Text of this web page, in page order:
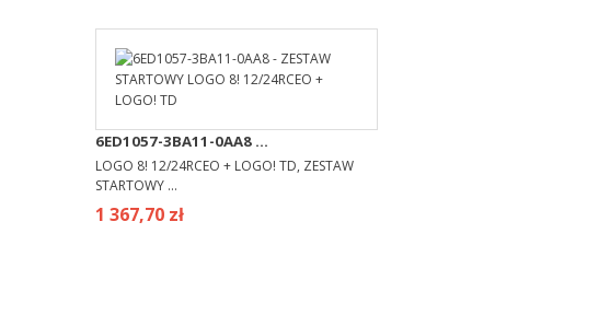
6ED1057-3BA11-0AA8 ...
LOGO 8! 12/24RCEO + LOGO! TD, ZESTAW
STARTOWY ...
1 367,70 zł